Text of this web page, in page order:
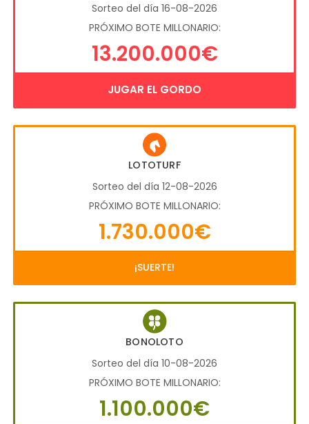
Sorteo del día 16-08-2026
PRÓXIMO BOTE MILLONARIO:
13.200.000€
JUGAR EL GORDO
LOTOTURF
Sorteo del día 12-08-2026
PRÓXIMO BOTE MILLONARIO:
1.730.000€
¡SUERTE!
BONOLOTO
Sorteo del día 10-08-2026
PRÓXIMO BOTE MILLONARIO:
1.100.000€